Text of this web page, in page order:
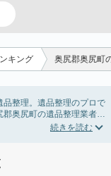
キング 奥尻郡奥尻町
整理。遺品整理のプロで
奥尻町の遺品整理業者が
家の片付け業者や遺品整理
お役立ち情報も豊富なの